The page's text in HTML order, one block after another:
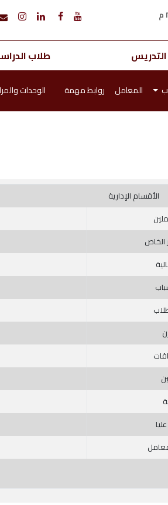
طلاب
المعامل روابط مهمة الوحدات
الأقسام الإدارية
الخاص